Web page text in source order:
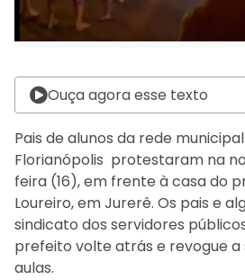
Ouça agora esse texto
Pais de alunos da rede
Florianópolis protestaram na
feira (16), em frente à casa do
Loureiro, em Jurerê. Os pais e
sindicato dos servidores
prefeito volte atrás e revogue a
aulas.